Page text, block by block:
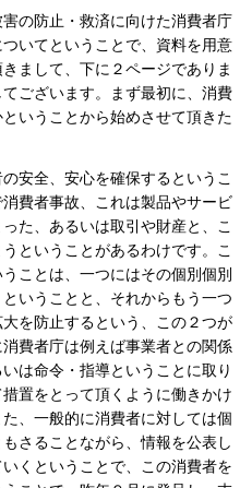
の防止・救済に向けた消費者庁
いてということで、資料を用意
まして、下に２ページでありま
ございます。まず最初に、消費
いうことから始めさせて頂きた
安全、安心を確保するというこ
費者事故、これは製品やサービ
た、あるいは取引や財産と、こ
ということがあるわけです。こ
ことは、一つにはその個別個別
いうことと、それからもう一つ
を防止するという、この２つが
費者庁は例えば事業者との関係
は命令・指導ということに取り
置をとって頂くように働きかけ
、一般的に消費者に対しては個
さることながら、情報を公表し
くということで、この消費者を